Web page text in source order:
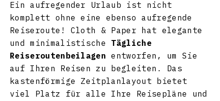
Ein aufregender Urlaub ist nicht
komplett ohne eine ebenso aufregende
Reiseroute! Cloth & Paper hat elegante
und minimalistische Tägliche
Reiseroutenbeilagenentworfen, um Sie
auf Ihren Reisen zu begleiten. Das
kastenförmige Zeitplanlayout bietet
viel Platz für alle Ihre Reisepläne und